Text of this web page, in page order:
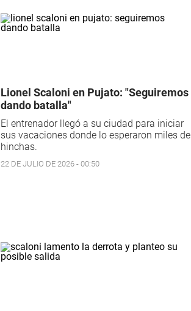
Lionel Scaloni en Pujato: "Seguiremos
dando batalla"
El entrenador llegó a su ciudad para iniciar
sus vacaciones donde lo esperaron miles de
hinchas.
22 DE JULIO DE 2026 - 00:50